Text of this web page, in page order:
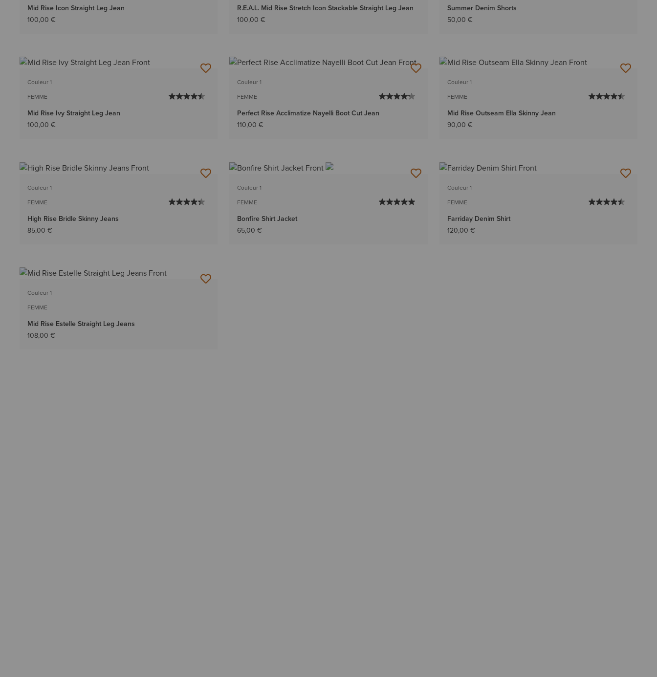
Mid Rise Icon Straight Leg Jean
100,00 €
R.E.A.L. Mid Rise Stretch Icon Stackable Straight Leg Jean
100,00 €
Summer Denim Shorts
50,00 €
Couleur 1
FEMME
Mid Rise Ivy Straight Leg Jean
100,00 €
Couleur 1
FEMME
Perfect Rise Acclimatize Nayelli Boot Cut Jean
110,00 €
Couleur 1
FEMME
Mid Rise Outseam Ella Skinny Jean
90,00 €
Couleur 1
FEMME
High Rise Bridle Skinny Jeans
85,00 €
Couleur 1
FEMME
Bonfire Shirt Jacket
65,00 €
Couleur 1
FEMME
Farriday Denim Shirt
120,00 €
Couleur 1
FEMME
Mid Rise Estelle Straight Leg Jeans
108,00 €